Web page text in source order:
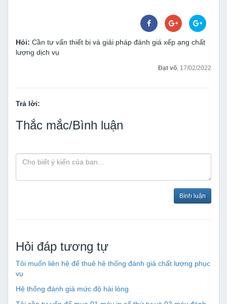
Hỏi: Cần tư vấn thiết bị và giải pháp đánh giá xếp ạng chất
lượng dịch vụ
Đạt võ, 17/02/2022
Trả lời:
Thắc mắc/Bình luận
Bình luận
Hỏi đáp tương tự
Tôi muốn liên hệ để thuê hệ thống đánh giá chất lượng phục
vụ
Hệ thống đánh giá mức độ hài lòng